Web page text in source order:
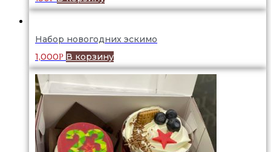
Набор новогодних эскимо
1,000Р В корзину